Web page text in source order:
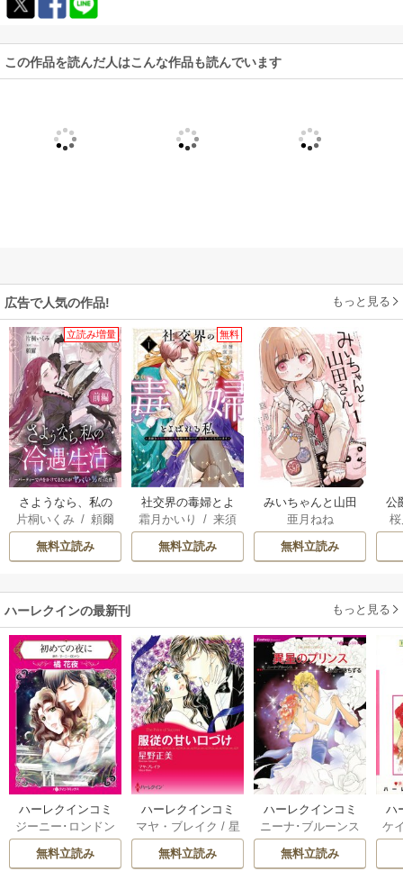
この作品を読んだ人はこんな作品も読んでいます
広告で人気の作品! もっと見る
立読み増量
さようなら、私の
冷遇生活 ～パーテ
ィーで声をかけて
きたのがヤバい男
片桐いくみ / 頼爾
無料立読み
無料
社交界の毒婦とよ
ばれる私～素敵な
辺境伯令息に腕を
折られたので、責
す～
霜月かいり /来須
みかん
無料立読み
みいちゃんと山田
さん
亜月ねね
無料立読み
公
は
ハーレクインの最新刊 もっと見る
ハーレクインコミ
ックス セット 202
6年 vol.1064 1巻
ジーニー･ロンドン
橘花夜/ メアリ
ー･ライアンズ
無料立読み
ハーレクインコミ
ックス セット 202
6年 vol.1002 1巻
マヤ・ブレイク / 星
野正美/ ヘレン･ブ
ルックス/のわきね
無料立読み
ハーレクインコミ
ックス セット 202
6年 vol.1063 1巻
ニーナ･ブルーンス
おおつきちずる
レベッカ･ヨーク
無料立読み
ハ
ッ
ケ